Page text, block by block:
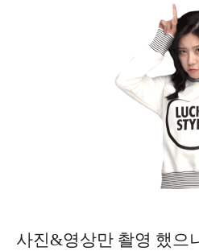
사진&영상만 촬영 했으